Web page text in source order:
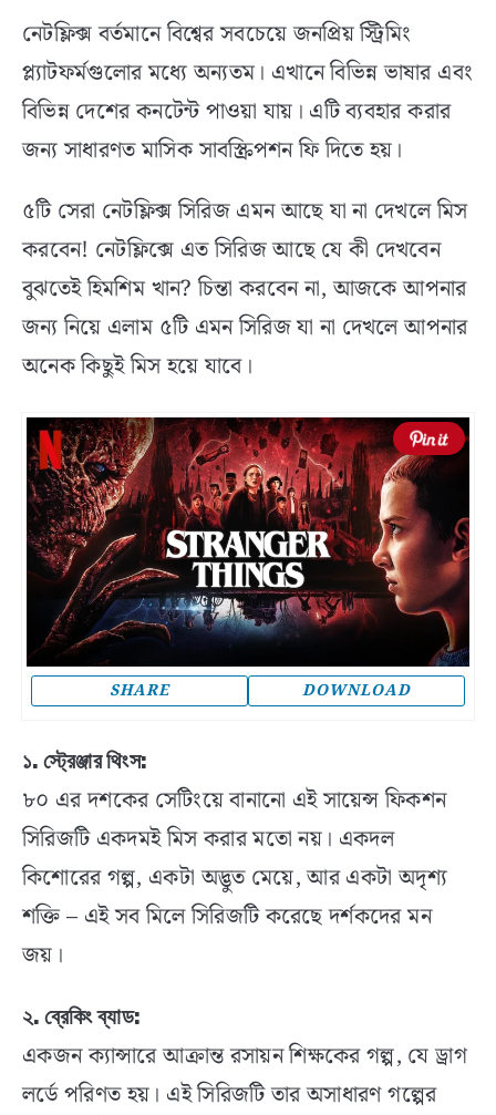
নেটফ্লিক্স বর্তমানে বিশ্বের সবচেয়ে জনপ্রিয় স্ট্রিমিং
প্ল্যাটফর্মগুলোর মধ্যে অন্যতম। এখানে বিভিন্ন ভাষার এবং
বিভিন্ন দেশের কনটেন্ট পাওয়া যায়। এটি ব্যবহার করার
জন্য সাধারণত মাসিক সাবস্ক্রিপশন ফি দিতে হয়।
৫টি সেরা নেটফ্লিক্স সিরিজ এমন আছে যা না দেখলে মিস
করবেন! নেটফ্লিক্সে এত সিরিজ আছে যে কী দেখবেন
বুঝতেই হিমশিম খান? চিন্তা করবেন না, আজকে আপনার
জন্য নিয়ে এলাম ৫টি এমন সিরিজ যা না দেখলে আপনার
অনেক কিছুই মিস হয়ে যাবে।
SHARE DOWNLOAD
১. স্ট্রেঞ্জার থিংস:
৮০ এর দশকের সেটিংয়ে বানানো এই সায়েন্স ফিকশন
সিরিজটি একদমই মিস করার মতো নয়। একদল
কিশোরের গল্প, একটা অদ্ভুত মেয়ে, আর একটা অদৃশ্য
শক্তি – এই সব মিলে সিরিজটি করেছে দর্শকদের মন
জয়।
২. ব্রেকিং ব্যাড:
একজন ক্যান্সারে আক্রান্ত রসায়ন শিক্ষকের গল্প, যে ড্রাগ
লর্ডে পরিণত হয়। এই সিরিজটি তার অসাধারণ গল্পের